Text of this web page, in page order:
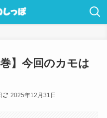
】今回のカモは
2025年12月31日